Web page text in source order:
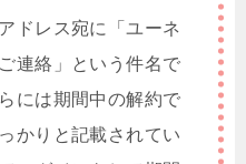
ドレス宛に「ユーネ
連絡」という件名で
には期間中の解約で
かりと記載されてい